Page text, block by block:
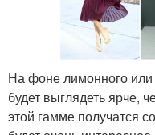
На фоне лимонного или
будет выглядеть ярче,
этой гамме получатся